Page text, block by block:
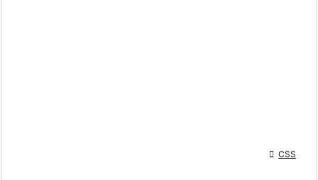
 CSS